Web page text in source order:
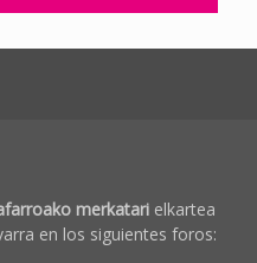
merkatarielkartea
en los siguientes foros: